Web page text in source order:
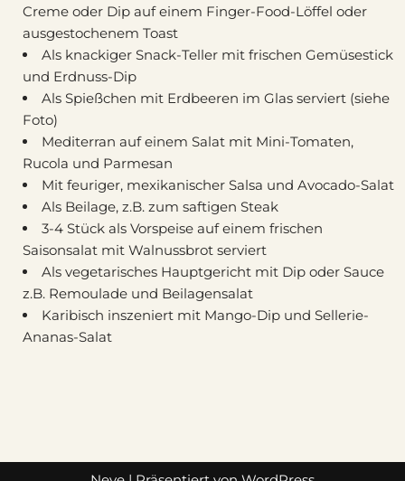
Creme oder Dip auf einem Finger-Food-Löffel oder
ausgestochenem Toast
Als knackiger Snack-Teller mit frischen Gemüsestick
und Erdnuss-Dip
Als Spießchen mit Erdbeeren im Glas serviert (siehe
Foto)
Mediterran auf einem Salat mit Mini-Tomaten,
Rucola und Parmesan
Mit feuriger, mexikanischer Salsa und Avocado-Salat
Als Beilage, z.B. zum saftigen Steak
3-4 Stück als Vorspeise auf einem frischen
Saisonsalat mit Walnussbrot serviert
Als vegetarisches Hauptgericht mit Dip oder Sauce
z.B. Remoulade und Beilagensalat
Karibisch inszeniert mit Mango-Dip und Sellerie-
Ananas-Salat